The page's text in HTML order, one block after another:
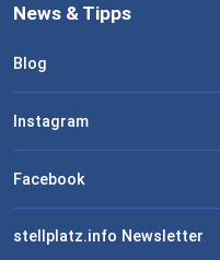
News & Tipps
Blog
Instagram
Facebook
stellplatz.info Newsletter